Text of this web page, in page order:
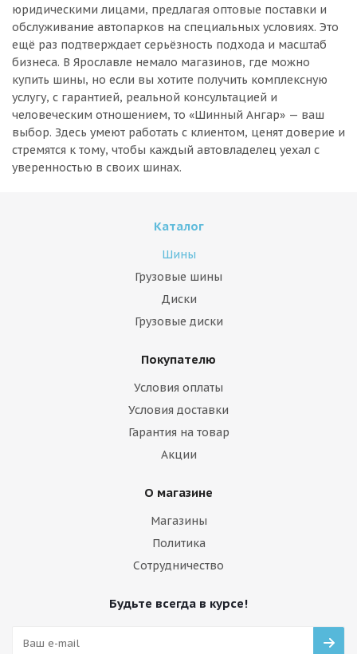
юридическими лицами, предлагая оптовые поставки и
обслуживание автопарков на специальных условиях. Это
ещё раз подтверждает серьёзность подхода и масштаб
бизнеса. В Ярославле немало магазинов, где можно
купить шины, но если вы хотите получить комплексную
услугу, с гарантией, реальной консультацией и
человеческим отношением, то «Шинный Ангар» — ваш
выбор. Здесь умеют работать с клиентом, ценят доверие и
стремятся к тому, чтобы каждый автовладелец уехал с
уверенностью в своих шинах.
Каталог
Шины
Грузовые шины
Диски
Грузовые диски
Покупателю
Условия оплаты
Условия доставки
Гарантия на товар
Акции
О магазине
Магазины
Политика
Сотрудничество
Будьте всегда в курсе!